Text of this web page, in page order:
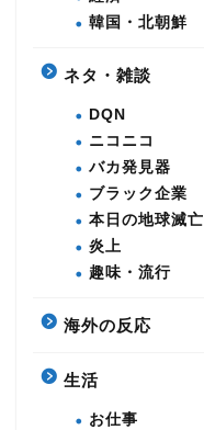
韓国・北朝鮮
ネタ・雑談
DQN
ニコニコ
バカ発見器
ブラック企業
本日の地球滅亡
炎上
趣味・流行
海外の反応
生活
お仕事